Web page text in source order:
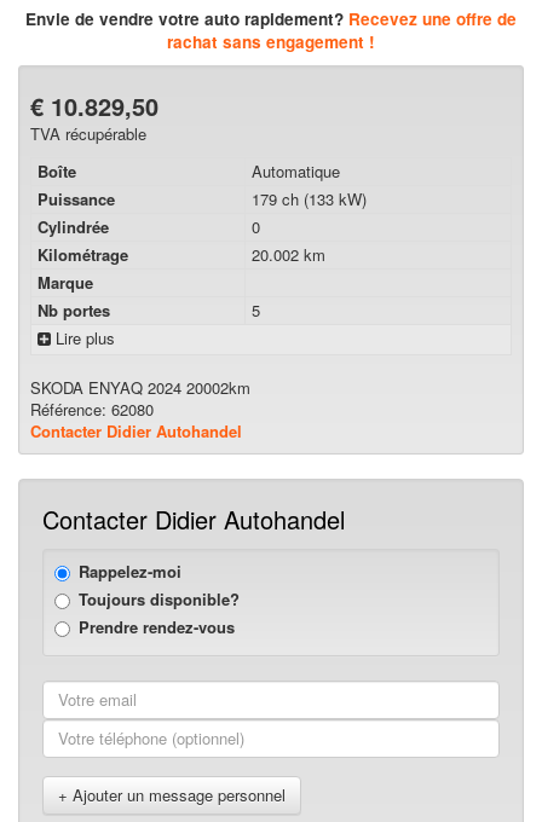
Envie de vendre votre auto rapidement? Recevez une offre de
rachat sans engagement !
€ 10.829,50
TVA récupérable
Boîte
Automatique
Puissance
179 ch (133 kW)
Cylindrée
0
Kilométrage
20.002 km
Marque
Nb portes
5
Lire plus
SKODA ENYAQ 2024 20002km
Référence: 62080
Contacter Didier Autohandel
Contacter Didier Autohandel
Rappelez-moi
Toujours disponible?
Prendre rendez-vous
+ Ajouter un message personnel